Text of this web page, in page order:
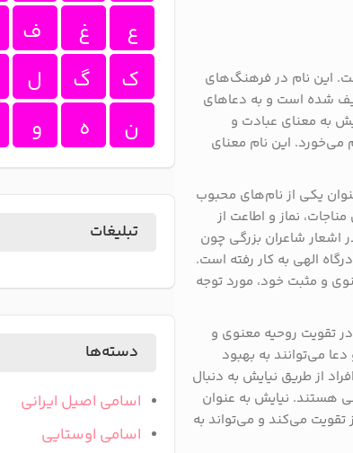
این نام در فرهنگ‌های
شده است و به دعاهای
به معنای عبادت و
این نام معنای
یکی از نام‌های محبوب
نماز و اطاعت از
شاعران بزرگی چون
الهی به کار رفته است.
و مثبت خود، مورد توجه
تقویت روحیه معنوی و
می‌توانند به بهبود
از طریق نیایش به دنبال
هستند. نیایش به عنوان
می‌کند و می‌تواند به
ع
غ
ف
ک
گ
ل
ن
ه و
تبلیغات
دسته‌ها
اسامی اصیل ایرانی
اسامی اوستایی